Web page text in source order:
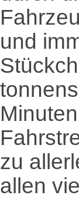
und
zu
allen